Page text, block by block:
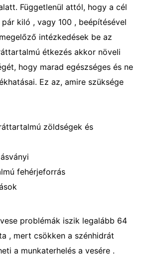
Függetlenül attól, hogy a cél
kiló , vagy 100 , beépítésével
intézkedések be az
étkezés akkor növeli
hogy marad egészséges és ne
Ez az, amire szüksége
zöldségek és
fehérjeforrás
problémák iszik legalább 64
, mert csökken a szénhidrát
a munkaterhelés a vesére .